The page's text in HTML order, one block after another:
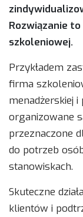
Rozwiązanie
szkoleniowej.
Przykładem
firma
menadżerskiej
organizowane
przeznaczone
do potrzeb
stanowiskach.
Skuteczne
klientów i